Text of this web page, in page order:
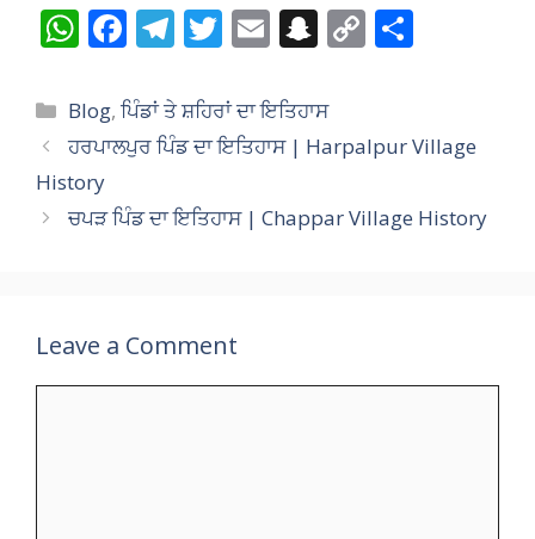
W
h
at
s
A
p
F
ac
e
b
o
T
el
e
gr
m
T
w
itt
er
E
m
ai
l
S
n
a
p
h
C
o
y
n
e
Categories
Blog,ਪਿੰਡਾਂ ਤੇ ਸ਼ਹਿਰਾਂ ਦਾ ਇਤਿਹਾਸ
ਹਰਪਾਲਪੁਰ ਪਿੰਡ ਦਾ ਇਤਿਹਾਸ | Harpalpur Village
History
ਚਪੜ ਪਿੰਡ ਦਾ ਇਤਿਹਾਸ | Chappar Village History
Leave a Comment